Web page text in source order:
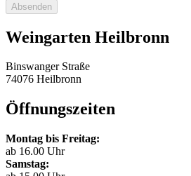
Absenden
Weingarten Heilbronn
Binswanger Straße
74076 Heilbronn
Öffnungszeiten
Montag bis Freitag:
ab 16.00 Uhr
Samstag: